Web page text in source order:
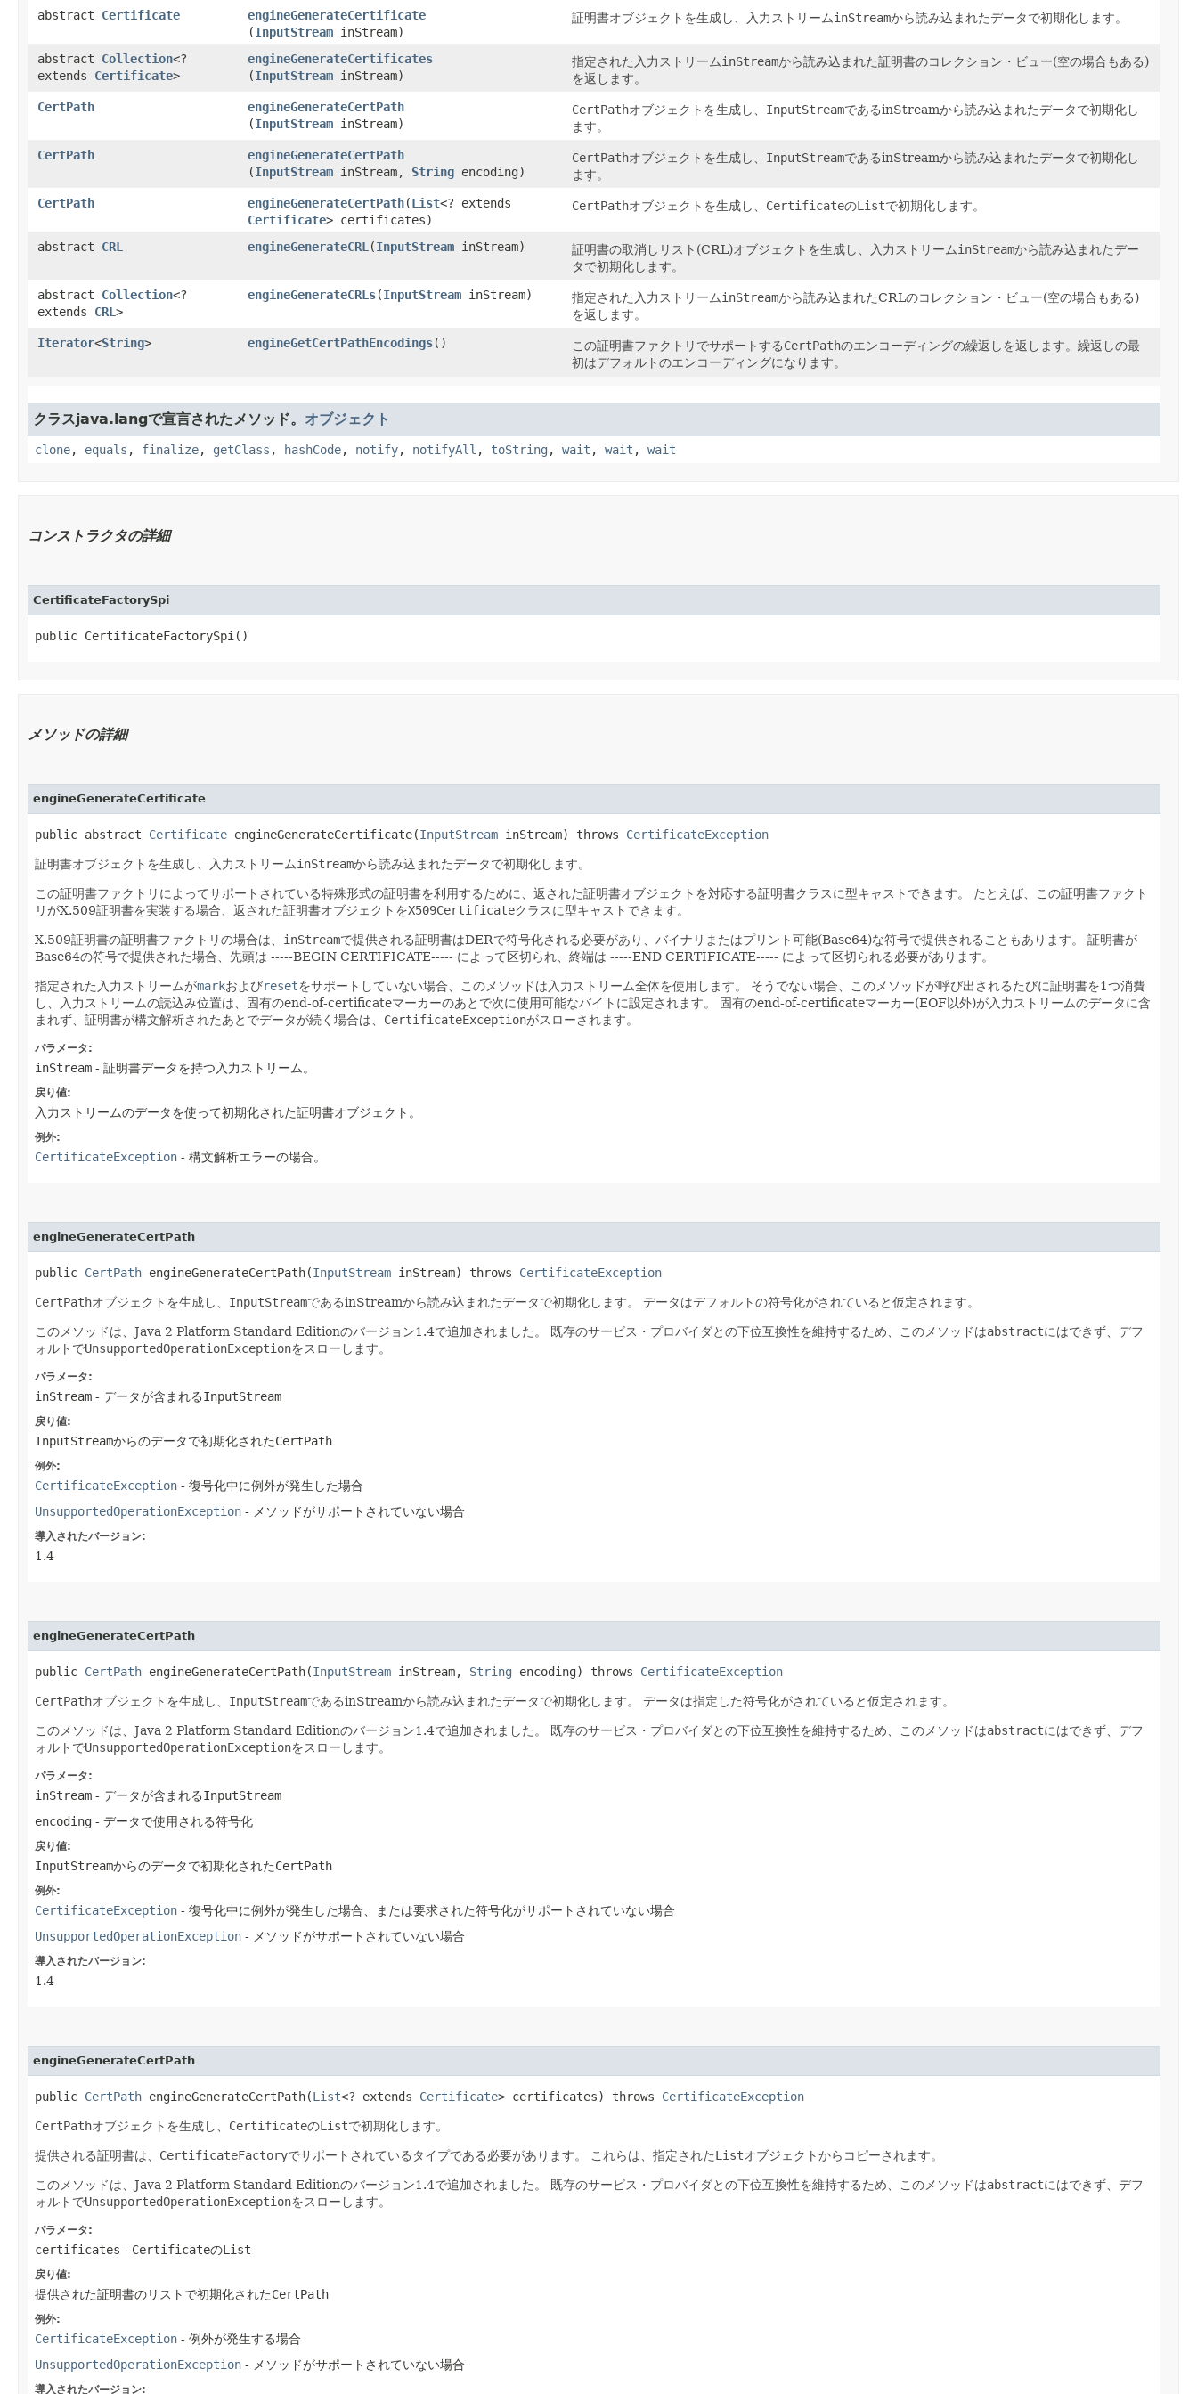
abstract Certificate engineGenerateCertificate
(InputStream inStream)
証明書オブジェクトを生成し、入力ストリームinStreamから読み込まれたデータで初期化します。
abstract Collection<?
extends Certificate>
engineGenerateCertificates
(InputStream inStream)
指定された入力ストリームinStreamから読み込まれた証明書のコレクション・ビュー(空の場合もある)
を返します。
CertPath
engineGenerateCertPath
(InputStream inStream)
CertPathオブジェクトを生成し、 InputStreamであるinStreamから読み込まれたデータで初期化し
ます。
CertPath
engineGenerateCertPath
(InputStream inStream, String encoding)
CertPathオブジェクトを生成し、 InputStreamであるinStreamから読み込まれたデータで初期化し
ます。
CertPath
engineGenerateCertPath​(List<? extends
Certificate> certificates)
CertPathオブジェクトを生成し、 CertificateのListで初期化します。
abstract CRL engineGenerateCRL ​(InputStream inStream) 証明書の取消しリスト(CRL)オブジェクトを生成し、入力ストリームinStreamから読み込まれたデー
タで初期化します。
abstract Collection<?
extends CRL >
engineGenerateCRLs​(InputStream inStream) 指定された入力ストリームinStreamから読み込まれたCRLのコレクション・ビュー(空の場合もある)
を返します。
Iterator<String> engineGetCertPathEncodings() この証明書ファクトリでサポートするCertPathのエンコーディングの繰返しを返します。繰返しの最
初はデフォルトのエンコーディングになります。
クラスjava.langで宣言されたメソッド。 オブジェクト
clone, equals , finalize, getClass , hashCode, notify, notifyAll , toString , wait , wait , wait
コンストラクタの詳細
CertificateFactorySpi
public CertificateFactorySpi()
メソッドの詳細
engineGenerateCertificate
public abstract Certificate engineGenerateCertificate​(InputStream inStream) throws CertificateException
証明書オブジェクトを生成し、入力ストリームinStreamから読み込まれたデータで初期化します。
この証明書ファクトリによってサポートされている特殊形式の証明書を利用するために、返された証明書オブジェクトを対応する証明書クラスに型キャストできます。
たとえば、この証明書ファクト
リがX.509証明書を実装する場合、返された証明書オブジェクトをX509Certificateクラスに型キャストできます。
X.509証明書の証明書ファクトリの場合は、 inStreamで提供される証明書はDERで符号化される必要があり、バイナリまたはプリント可能(Base64)な符号で提供されることもあります。
証明書が
Base64の符号で提供された場合、先頭は -----BEGIN CERTIFICATE----- によって区切られ、終端は -----END CERTIFICATE----- によって区切られる必要があります。
指定された入力ストリームがmarkおよびresetをサポートしていない場合、このメソッドは入力ストリーム全体を使用します。
そうでない場合、このメソッドが呼び出されるたびに証明書を1つ消費
し、入力ストリームの読込み位置は、固有のend-of-certificateマーカーのあとで次に使用可能なバイトに設定されます。
固有のend-of-certificateマーカー(EOF以外)が入力ストリームのデータに含
まれず、証明書が構文解析されたあとでデータが続く場合は、 CertificateExceptionがスローされます。
パラメータ:
inStream - 証明書データを持つ入力ストリーム。
戻り値:
入力ストリームのデータを使って初期化された証明書オブジェクト。
例外:
CertificateException - 構文解析エラーの場合。
engineGenerateCertPath
public CertPath engineGenerateCertPath​(InputStream inStream) throws CertificateException
CertPathオブジェクトを生成し、 InputStreamであるinStreamから読み込まれたデータで初期化します。 データはデフォルトの符号化がされていると仮定されます。
このメソッドは、Java 2 Platform Standard Editionのバージョン1.4で追加されました。 既存のサービス・プロバイダとの下位互換性を維持するため、このメソッドはabstractにはできず、デフ
ォルトでUnsupportedOperationExceptionをスローします。
パラメータ:
inStream - データが含まれるInputStream
戻り値:
InputStreamからのデータで初期化されたCertPath
例外:
CertificateException - 復号化中に例外が発生した場合
UnsupportedOperationException - メソッドがサポートされていない場合
導入されたバージョン:
1.4
engineGenerateCertPath
public CertPath engineGenerateCertPath​(InputStream inStream, String encoding) throws CertificateException
CertPathオブジェクトを生成し、 InputStreamであるinStreamから読み込まれたデータで初期化します。 データは指定した符号化がされていると仮定されます。
このメソッドは、Java 2 Platform Standard Editionのバージョン1.4で追加されました。 既存のサービス・プロバイダとの下位互換性を維持するため、このメソッドはabstractにはできず、デフ
ォルトでUnsupportedOperationExceptionをスローします。
パラメータ:
inStream - データが含まれるInputStream
encoding - データで使用される符号化
戻り値:
InputStreamからのデータで初期化されたCertPath
例外:
CertificateException - 復号化中に例外が発生した場合、または要求された符号化がサポートされていない場合
UnsupportedOperationException - メソッドがサポートされていない場合
導入されたバージョン:
1.4
engineGenerateCertPath
public CertPath engineGenerateCertPath​(List<? extends Certificate> certificates) throws CertificateException
CertPathオブジェクトを生成し、 CertificateのListで初期化します。
提供される証明書は、 CertificateFactoryでサポートされているタイプである必要があります。 これらは、指定されたListオブジェクトからコピーされます。
このメソッドは、Java 2 Platform Standard Editionのバージョン1.4で追加されました。 既存のサービス・プロバイダとの下位互換性を維持するため、このメソッドはabstractにはできず、デフ
ォルトでUnsupportedOperationExceptionをスローします。
パラメータ:
certificates - CertificateのList
戻り値:
提供された証明書のリストで初期化されたCertPath
例外:
CertificateException - 例外が発生する場合
UnsupportedOperationException - メソッドがサポートされていない場合
導入されたバージョン: